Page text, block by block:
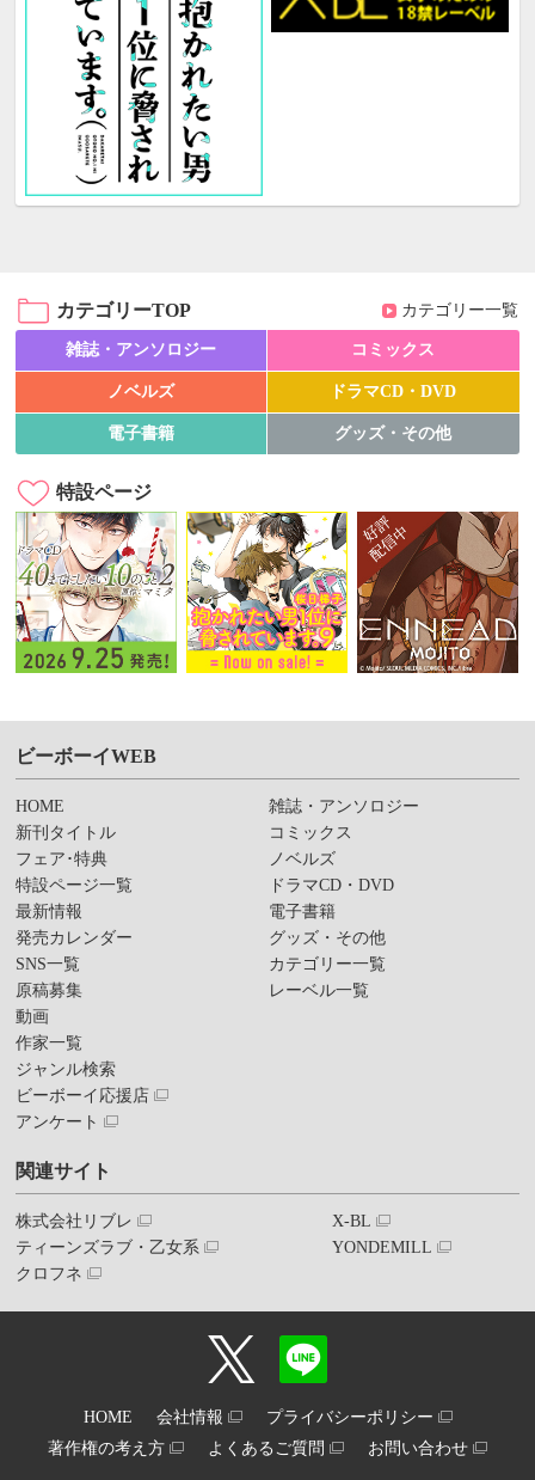
カテゴリーTOP カテゴリー一覧
雑誌・アンソロジー コミックス
ノベルズ ドラマCD・DVD
電子書籍 グッズ・その他
特設ページ
ビーボーイWEB
HOME
新刊タイトル
フェア･特典
特設ページ一覧
最新情報
発売カレンダー
SNS一覧
原稿募集
動画
作家一覧
ジャンル検索
ビーボーイ応援店
アンケート
雑誌・アンソロジー
コミックス
ノベルズ
ドラマCD・DVD
電子書籍
グッズ・その他
カテゴリー一覧
レーベル一覧
関連サイト
株式会社リブレ
ティーンズラブ・乙女系
クロフネ
X-BL
YONDEMILL
HOME 会社情報
プライバシーポリシー
著作権の考え方
よくあるご質問 お問い合わせ